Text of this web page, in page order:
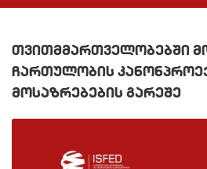
თვითმმართველობებში
ჩართულობის
მოსაზრებების გარეშე